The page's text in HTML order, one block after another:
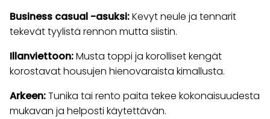
Business casual -asuksi:Kevyt neule ja tennarit
tekevät tyylistä rennon mutta siistin.
Illanviettoon:Musta toppi ja korolliset kengät
korostavat housujen hienovaraista kimallusta.
Arkeen:Tunika tai rento paita tekee kokonaisuudesta
mukavan ja helposti käytettävän.